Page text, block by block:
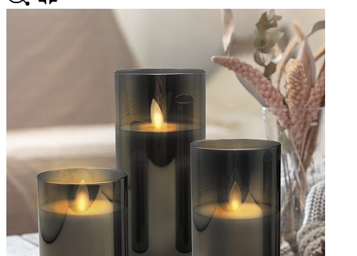
Помощь
Контакты